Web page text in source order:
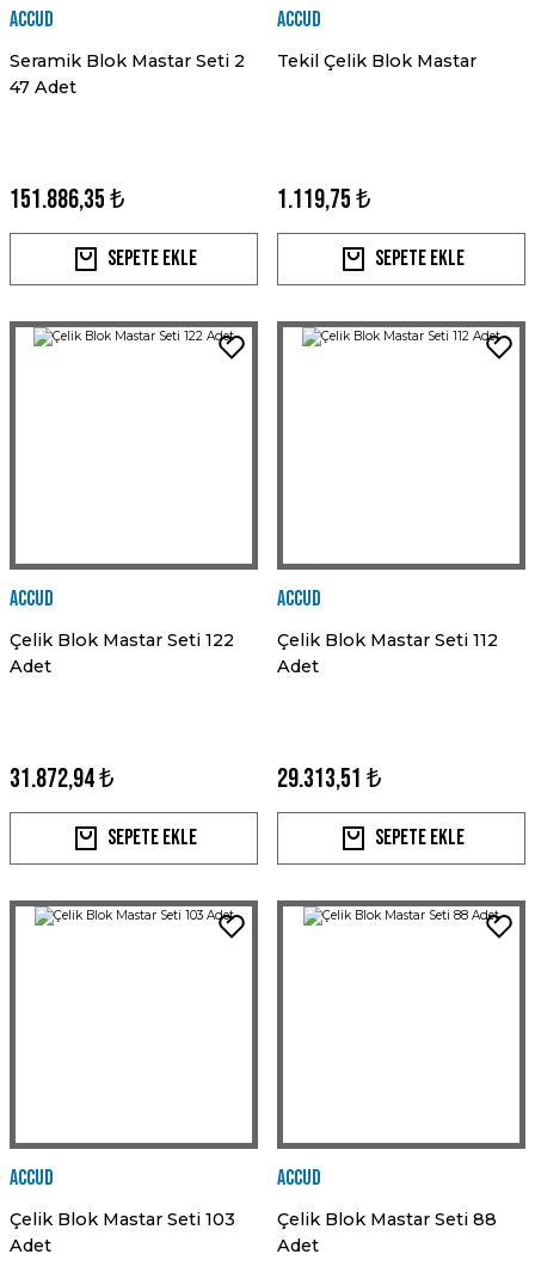
Accud
Seramik Blok Mastar Seti 2
47 Adet
151.886,35 ₺
Sepete Ekle
Accud
Tekil Çelik Blok Mastar
1.119,75 ₺
Sepete Ekle
Accud
Çelik Blok Mastar Seti 122
Adet
31.872,94 ₺
Sepete Ekle
Accud
Çelik Blok Mastar Seti 112
Adet
29.313,51 ₺
Sepete Ekle
Accud
Çelik Blok Mastar Seti 103
Adet
Accud
Çelik Blok Mastar Seti 88
Adet